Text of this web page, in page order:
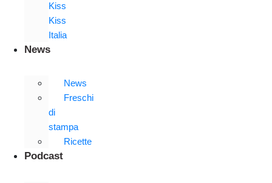
Kiss
Kiss
Italia
News
News
Freschi
di
stampa
Ricette
Podcast